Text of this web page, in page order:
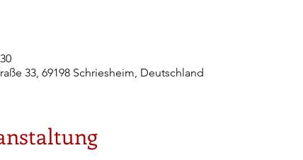
33, 69198 Schriesheim, Deutschland